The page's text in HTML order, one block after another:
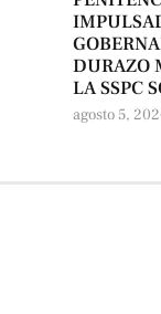
DURAZO
LA SSPC
agosto 5,